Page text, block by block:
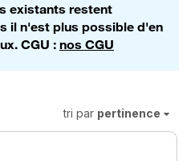
existants restent
il n'est plus possible d'en
CGU : nos CGU